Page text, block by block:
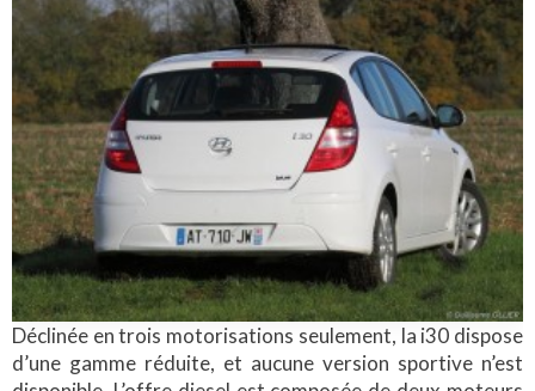
Déclinée en trois motorisations seulement, la i30 dispose
d’une gamme réduite, et aucune version sportive n’est